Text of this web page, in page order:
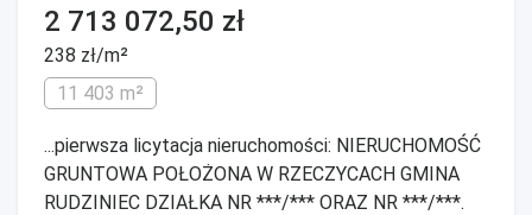
2 713 072,50 zł
238 zł/m²
11 403 m²
...pierwsza licytacja nieruchomości: NIERUCHOMOŚĆ
GRUNTOWA POŁOŻONA W RZECZYCACH GMINA
RUDZINIEC DZIAŁKA NR ***/*** ORAZ NR ***/***.